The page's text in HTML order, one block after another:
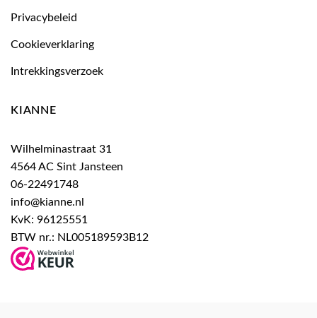
Privacybeleid
Cookieverklaring
Intrekkingsverzoek
KIANNE
Wilhelminastraat 31
4564 AC Sint Jansteen
06-22491748
info@kianne.nl
KvK: 96125551
BTW nr.: NL005189593B12